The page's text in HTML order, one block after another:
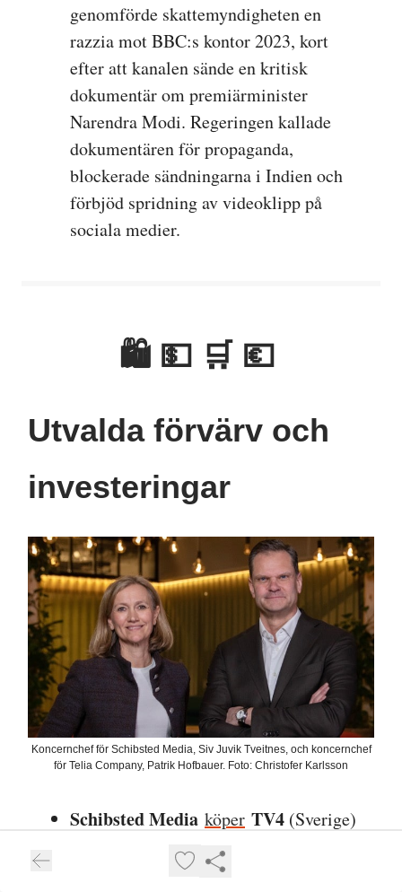
genomförde skattemyndigheten en
razzia mot BBC:s kontor 2023, kort
efter att kanalen sände en kritisk
dokumentär om premiärminister
Narendra Modi. Regeringen kallade
dokumentären för propaganda,
blockerade sändningarna i Indien och
förbjöd spridning av videoklipp på
sociala medier.
🛍 💵 🛒 💶
Utvalda förvärv och
investeringar
Koncernchef för Schibsted Media, Siv Juvik Tveitnes, och koncernchef
för Telia Company, Patrik Hofbauer. Foto: Christofer Karlsson
Schibsted Media köper TV4 (Sverige)
(Finland).
köper webbsidebyggaren